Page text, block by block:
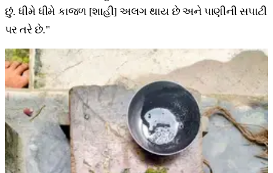
છું. ધીમે ધીમે કાજળ [શાહી] અલગ થાય છે અને પાણીની સપાટી
પર તરે છે."